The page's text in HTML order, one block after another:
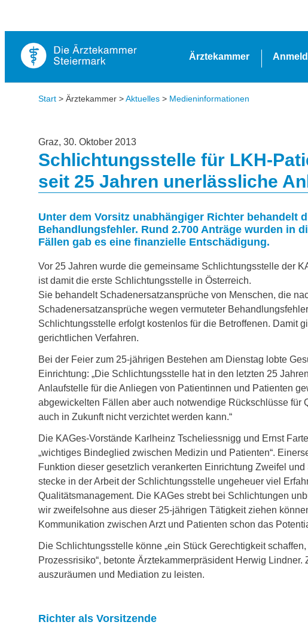
Ärztekammer
Start > Ärztekammer >Aktuelles > Medieninformationen
Graz, 30. Oktober 2013
Schlichtungsstelle für LKH-
seit 25 Jahren unerlässliche
Unter dem Vorsitz unabhängiger Richter behandelt
Behandlungsfehler. Rund 2.700 Anträge wurden in
Fällen gab es eine finanzielle Entschädigung.
Vor 25 Jahren wurde die gemeinsame Schlichtungsstelle der
ist damit die erste Schlichtungsstelle in Österreich.
Sie behandelt Schadenersatzansprüche von Menschen, die
Schadenersatzansprüche wegen vermuteter
Schlichtungsstelle erfolgt kostenlos für die Betroffenen. Damit
gerichtlichen Verfahren.
Bei der Feier zum 25-jährigen Bestehen am Dienstag lobte
Einrichtung: „Die Schlichtungsstelle hat in den letzten 25
Anlaufstelle für die Anliegen von Patientinnen und Patienten
abgewickelten Fällen aber auch notwendige Rückschlüsse für
auch in Zukunft nicht verzichtet werden kann.“
Die KAGes-Vorstände Karlheinz Tscheliessnigg und Ernst
„wichtiges Bindeglied zwischen Medizin und Patienten“.
Funktion dieser gesetzlich verankerten Einrichtung Zweifel
stecke in der Arbeit der Schlichtungsstelle ungeheuer viel
Qualitätsmanagement. Die KAGes strebt bei Schlichtungen
wir zweifelsohne aus dieser 25-jährigen Tätigkeit ziehen
Kommunikation zwischen Arzt und Patienten schon das
Die Schlichtungsstelle könne „ein Stück Gerechtigkeit
Prozessrisiko“, betonte Ärztekammerpräsident Herwig
auszuräumen und Mediation zu leisten.
Richter als Vorsitzende